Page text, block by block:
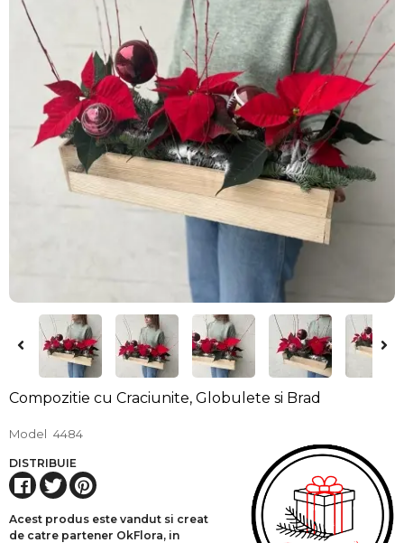
Compozitie cu Craciunite, Globulete si Brad
Model 4484
DISTRIBUIE
Acest produs este vandut si creat
de catre partener OkFlora, in